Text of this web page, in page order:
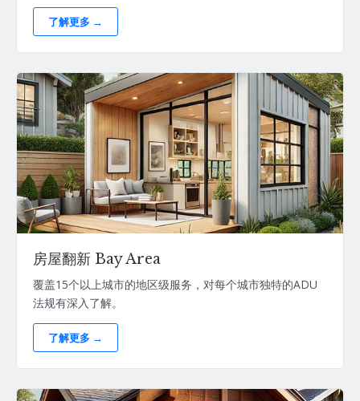
了解更多 →
房屋翻新 Bay Area
覆盖15个以上城市的地区级服务，对每个城市独特的ADU
法规有深入了解。
了解更多 →